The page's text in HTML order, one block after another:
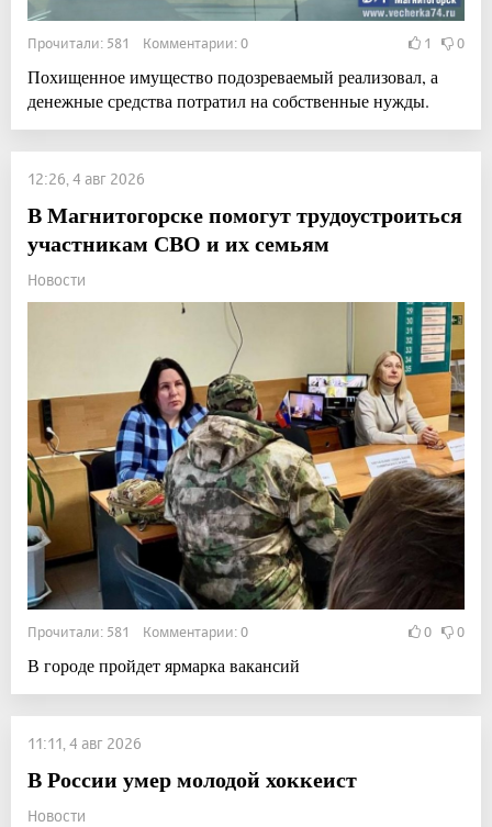
Прочитали: 581 Комментарии: 0 1 0
Похищенное имущество подозреваемый реализовал, а
денежные средства потратил на собственные нужды.
12:26, 4 авг 2026
В Магнитогорске помогут трудоустроиться
участникам СВО и их семьям
Новости
Прочитали: 581 Комментарии: 0 0 0
В городе пройдет ярмарка вакансий
11:11, 4 авг 2026
В России умер молодой хоккеист
Новости